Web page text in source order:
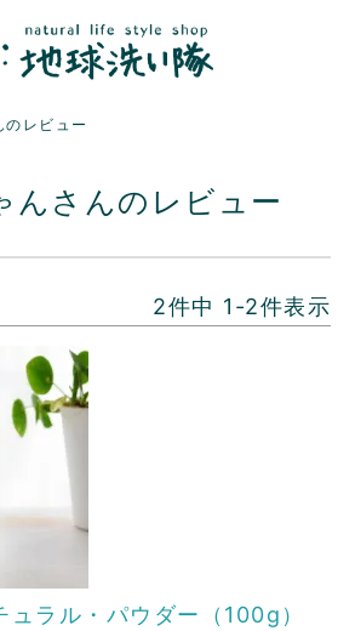
のレビュー
んさんのレビュー
2件中 1 -2件表示
ュラル・パウダー（100g）